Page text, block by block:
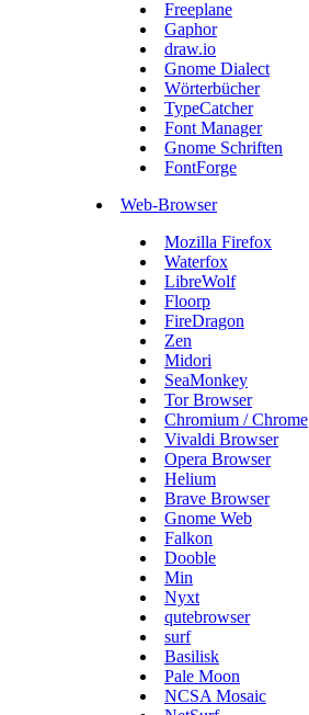
Freeplane
Gaphor
draw.io
Gnome Dialect
Wörterbücher
TypeCatcher
Font Manager
Gnome Schriften
FontForge
Web-Browser
Mozilla Firefox
Waterfox
LibreWolf
Floorp
FireDragon
Zen
Midori
SeaMonkey
Tor Browser
Chromium / Chrome
Vivaldi Browser
Opera Browser
Helium
Brave Browser
Gnome Web
Falkon
Dooble
Min
Nyxt
qutebrowser
surf
Basilisk
Pale Moon
NCSA Mosaic